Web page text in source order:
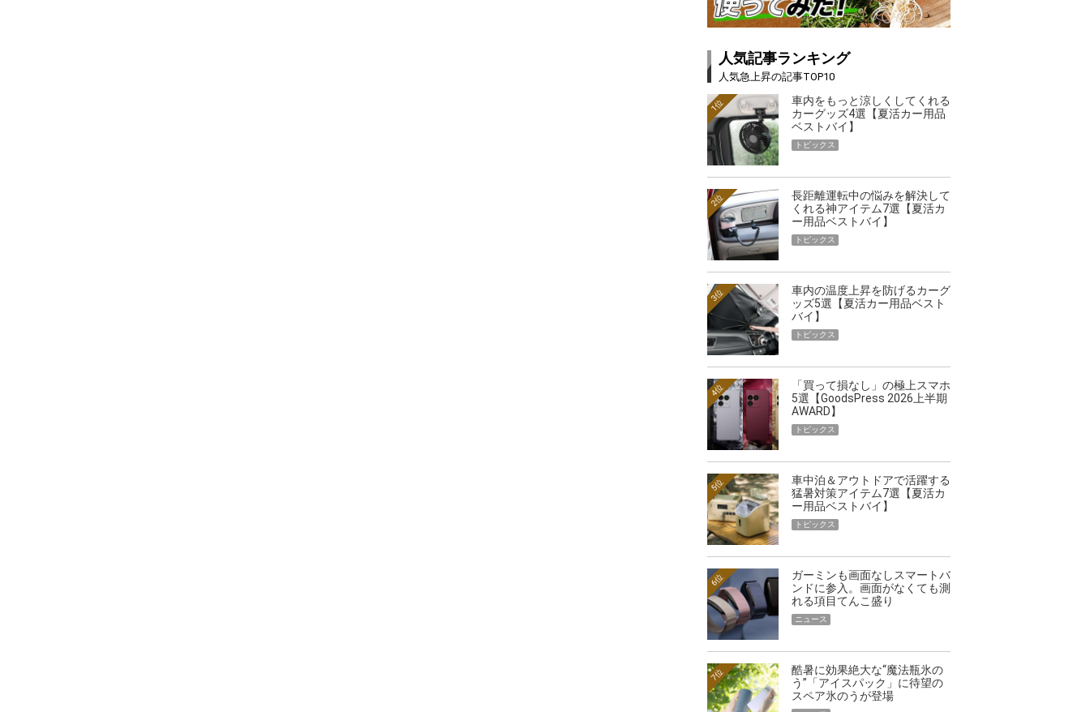
人気記事ランキング
人気急上昇の記事TOP10
車内をもっと涼しくしてくれる
カーグッズ4選【夏活カー用品
ベストバイ】
1位
トピックス
長距離運転中の悩みを解決して
くれる神アイテム7選【夏活カ
ー用品ベストバイ】
2位
トピックス
車内の温度上昇を防げるカーグ
ッズ5選【夏活カー用品ベスト
バイ】
3位
トピックス
「買って損なし」の極上スマホ
5選【GoodsPress 2026上半期
AWARD】
4位
トピックス
車中泊＆アウトドアで活躍する
猛暑対策アイテム7選【夏活カ
ー用品ベストバイ】
5位
トピックス
ガーミンも画面なしスマートバ
ンドに参入。画面がなくても測
れる項目てんこ盛り
6位
ニュース
酷暑に効果絶大な“魔法瓶氷の
う”「アイスパック」に待望の
スペア氷のうが登場
7位